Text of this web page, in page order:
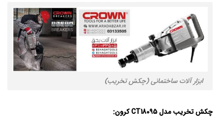
ابزار آلات ساختمانی (چکش تخریب)
چکش تخریب مدل CT18095 کرون: